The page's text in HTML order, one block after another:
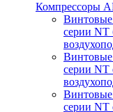
Компрессоры
серии NT
серии NT
серии NT